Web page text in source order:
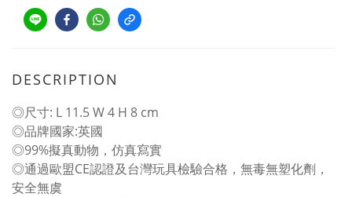
DESCRIPTION
◎尺寸: L 11.5 W 4 H 8 cm
◎品牌國家:英國
◎99%擬真動物，仿真寫實
◎通過歐盟CE認證及台灣玩具檢驗合格，無毒無塑化劑，
安全無虞